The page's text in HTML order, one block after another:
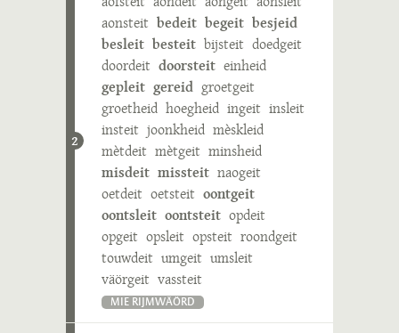
2
aonsteit bedeit begeit besjeid
besleit besteit bijsteit doedgeit
doordeit doorsteit einheid
gepleit gereid groetgeit
groetheid hoegheid ingeit insleit
insteit joonkheid mèskleid
mètdeit mètgeit minsheid
misdeit missteit naogeit
oetdeit oetsteit oontgeit
oontsleit oontsteit opdeit
opgeit opsleit opsteit roondgeit
touwdeit umgeit umsleit
väörgeit vassteit
MIE RIJMWÄÖRD